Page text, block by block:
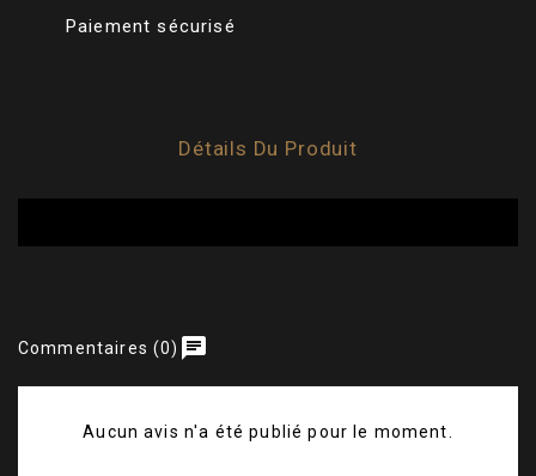
Paiement sécurisé
Détails Du Produit
chat
Commentaires (0)
Aucun avis n'a été publié pour le moment.